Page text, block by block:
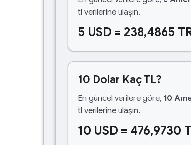
tl verilerine ulaşın.
5 USD = 238,4865
10 Dolar Kaç TL?
En güncel verilere göre, 10
tl verilerine ulaşın.
10 USD = 476,9730